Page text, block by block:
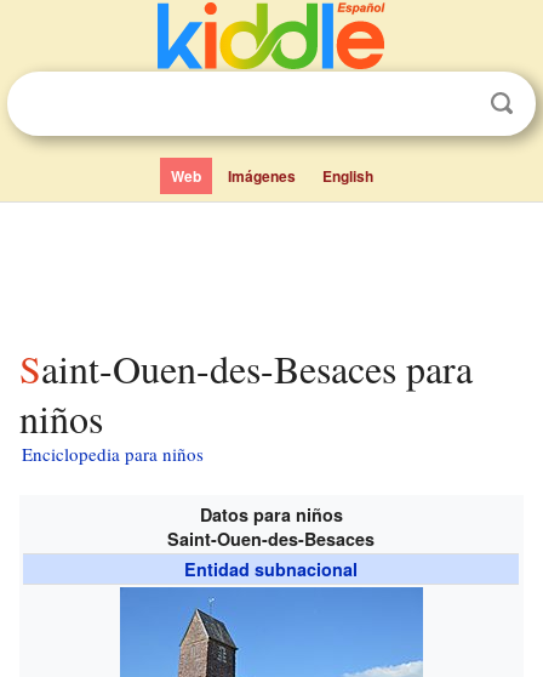
Web Imágenes English
Saint-Ouen-des-Besaces para
niños
Enciclopedia para niños
Datos para niños
Saint-Ouen-des-Besaces
Entidad subnacional